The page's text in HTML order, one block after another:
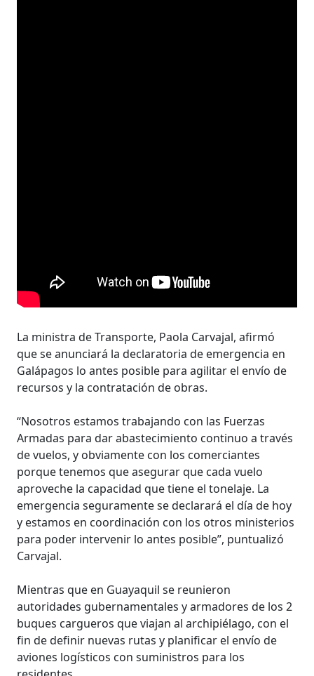
La ministra de Transporte, Paola Carvajal, afirmó
que se anunciará la declaratoria de emergencia en
Galápagos lo antes posible para agilitar el envío de
recursos y la contratación de obras.
“Nosotros estamos trabajando con las Fuerzas
Armadas para dar abastecimiento continuo a través
de vuelos, y obviamente con los comerciantes
porque tenemos que asegurar que cada vuelo
aproveche la capacidad que tiene el tonelaje. La
emergencia seguramente se declarará el día de hoy
y estamos en coordinación con los otros ministerios
para poder intervenir lo antes posible”, puntualizó
Carvajal.
Mientras que en Guayaquil se reunieron
autoridades gubernamentales y armadores de los 2
buques cargueros que viajan al archipiélago, con el
fin de definir nuevas rutas y planificar el envío de
aviones logísticos con suministros para los